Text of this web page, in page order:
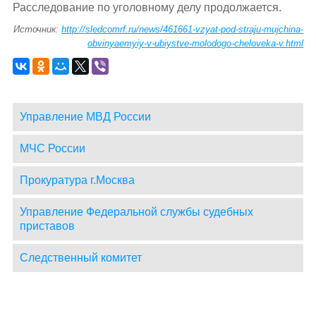
Расследование по уголовному делу продолжается.
Источник:http://sledcomrf.ru/news/461661-vzyat-pod-straju-mujchina-
obvinyaemyiy-v-ubiystve-molodogo-cheloveka-v.html
Управление МВД России
МЧС России
Прокуратура г.Москва
Управление Федеральной службы судебных
приставов
Следственный комитет